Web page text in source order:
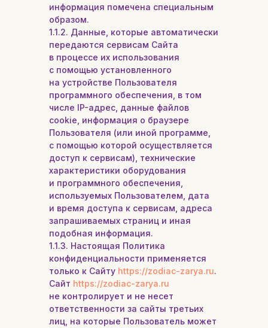
информация помечена специальным
образом.
1.1.2. Данные, которые автоматически
передаются сервисам Сайта
в процессе их использования
с помощью установленного
на устройстве Пользователя
программного обеспечения, в том
числе IP-адрес, данные файлов
cookie, информация о браузере
Пользователя (или иной программе,
с помощью которой осуществляется
доступ к сервисам), технические
характеристики оборудования
и программного обеспечения,
используемых Пользователем, дата
и время доступа к сервисам, адреса
запрашиваемых страниц и иная
подобная информация.
1.1.3. Настоящая Политика
конфиденциальности применяется
только к Сайту https://zodiac-zarya.ru.
Сайт https://zodiac-zarya.ru
не контролирует и не несет
ответственности за сайты третьих
лиц, на которые Пользователь может